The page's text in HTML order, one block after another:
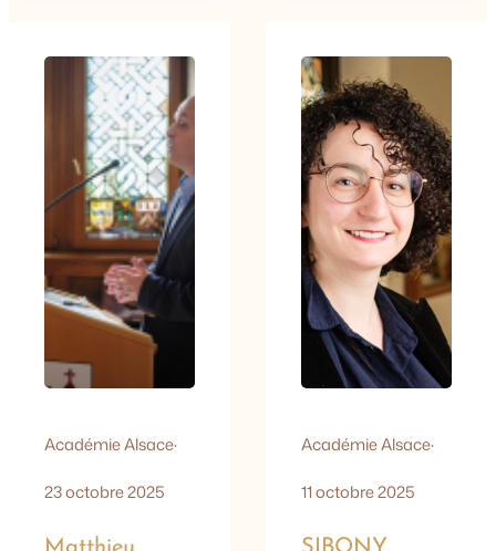
nationale « Biblios
en folie », deux
membres de
l’Académie d’Alsace
dialogueront à la
Médiathèque de
Colmar le 4 octobre
à 15 h
membres de la
Conférence
nationale des
académies (Reims,
Dijon, Besançon,
Nancy, Metz,
Alsace) qui avaient
planché en juin
2024 à Colmar sur
l’avenir de nos
vignobles et de la
civilisation du vin.…
Académie Alsace·
23 octobre 2025
Académie Alsace·
11 octobre 2025